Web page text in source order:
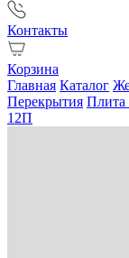
Контакты
Корзина
Главная Каталог
Перекрытия Плита
12П